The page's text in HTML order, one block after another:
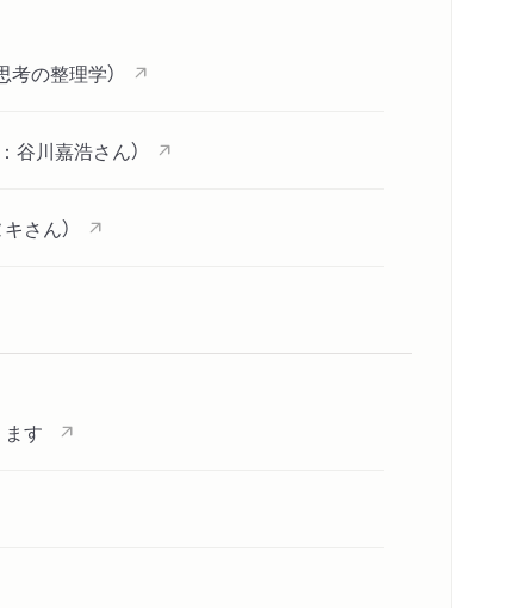
文庫本のあとがきにかえて
の整理学）
谷川嘉浩さん）
さん）
す